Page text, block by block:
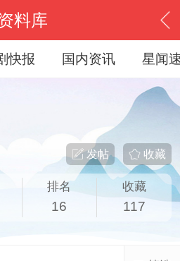
料库
快报 国内资讯 星闻
收藏
发帖
排名
16
收藏
117